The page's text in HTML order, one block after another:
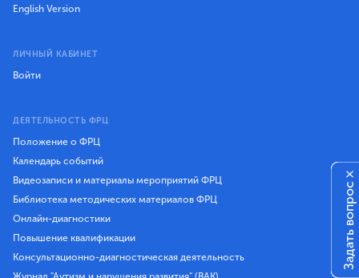
English Version
ЛИЧНЫЙ КАБИНЕТ
Войти
ДЕЯТЕЛЬНОСТЬ ФРЦ
Положение о ФРЦ
Календарь событий
Видеозаписи и материалы мероприятий ФРЦ
Библиотека методических материалов ФРЦ
Онлайн-диагностики
Повышение квалификации
Консультационно-диагностическая деятельность
Задать вопрос
×